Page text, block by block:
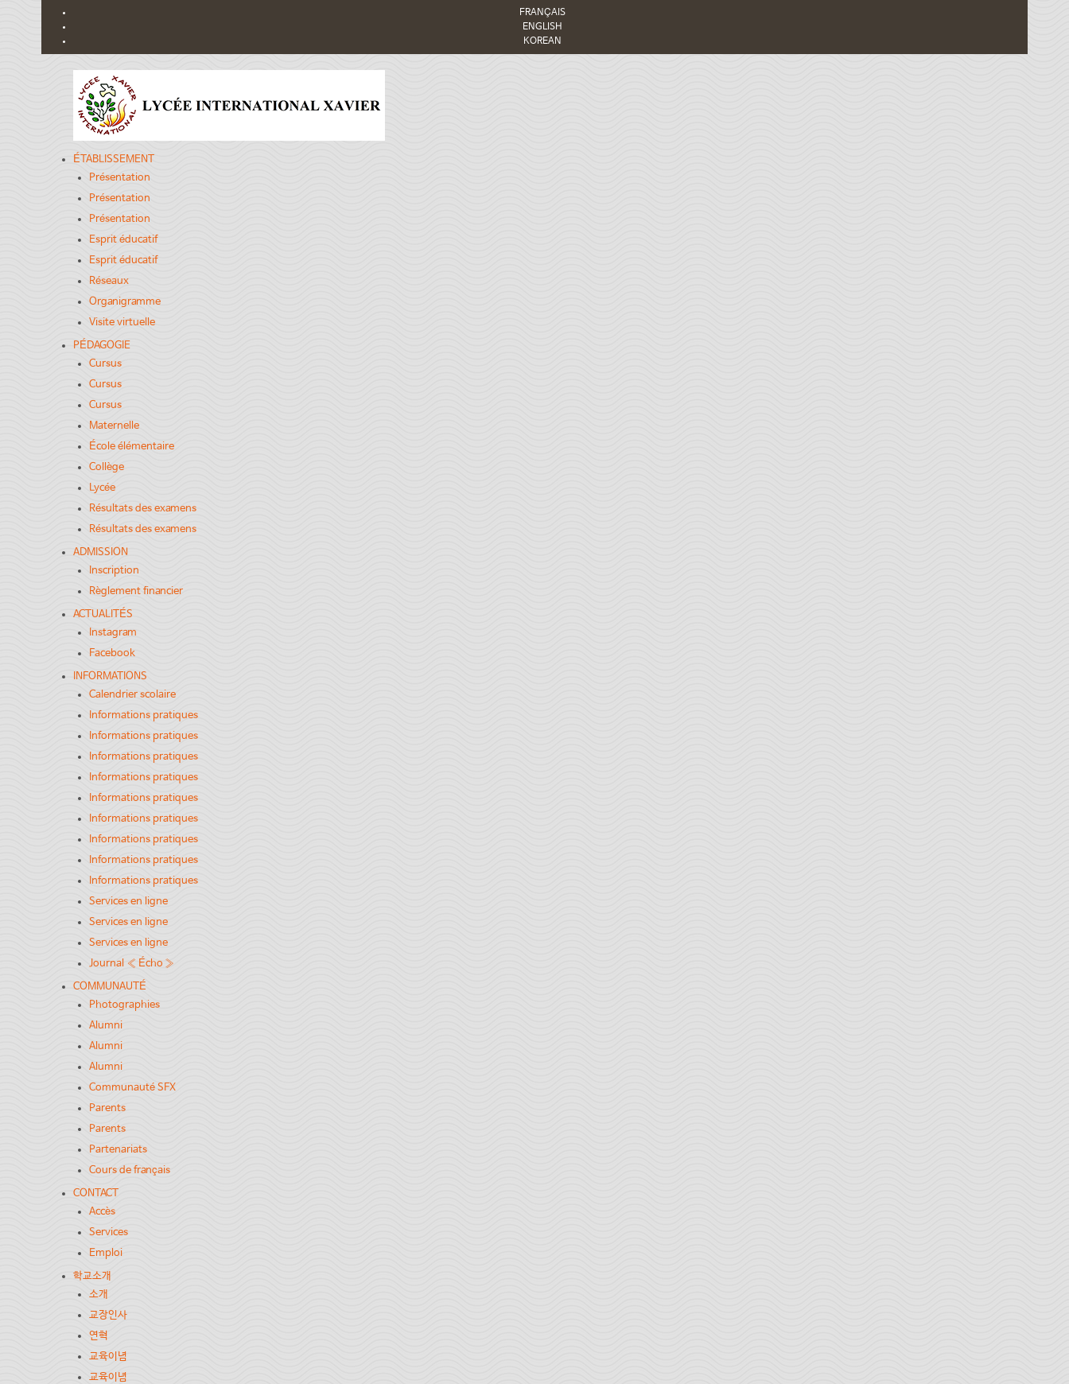
FRANÇAIS
ENGLISH
KOREAN
ÉTABLISSEMENT
Présentation
Présentation
Présentation
Esprit éducatif
Esprit éducatif
Réseaux
Organigramme
Visite virtuelle
PÉDAGOGIE
Cursus
Cursus
Cursus
Maternelle
École élémentaire
Collège
Lycée
Résultats des examens
Résultats des examens
ADMISSION
Inscription
Règlement financier
ACTUALITÉS
Instagram
Facebook
INFORMATIONS
Calendrier scolaire
Informations pratiques
Informations pratiques
Informations pratiques
Informations pratiques
Informations pratiques
Informations pratiques
Informations pratiques
Informations pratiques
Informations pratiques
Services en ligne
Services en ligne
Services en ligne
Journal « Écho »
COMMUNAUTÉ
Photographies
Alumni
Alumni
Alumni
Communauté SFX
Parents
Parents
Partenariats
Cours de français
CONTACT
Accès
Services
Emploi
학교소개
소개
교장인사
연혁
교육이념
교육이념